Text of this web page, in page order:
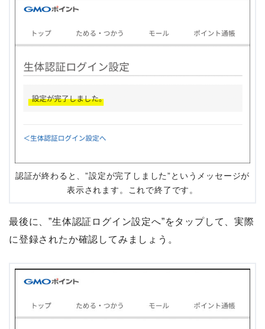
認証が終わると、”設定が完了しました”というメッセージが
表示されます。これで終了です。
最後に、”生体認証ログイン設定へ”をタップして、実際
に登録されたか確認してみましょう。